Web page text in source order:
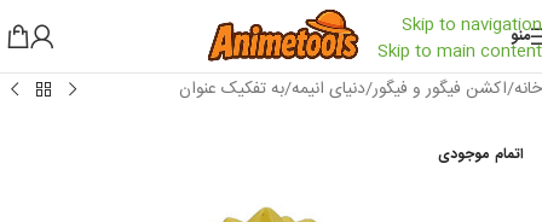
Skip to navigation
Skip to main content
منو
خانه/اکشن فیگور و فیگور/دنیای انیمه/به تفکیک عنوان
اتمام موجودی